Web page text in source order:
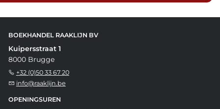
BOEKHANDEL RAAKLIJN BV
Kuipersstraat 1
8000 Brugge
+32 (0)50 33 67 20
info@raaklijn.be
OPENINGSUREN